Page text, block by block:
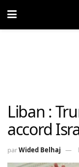
Liban :
accord
parWided Belhaj